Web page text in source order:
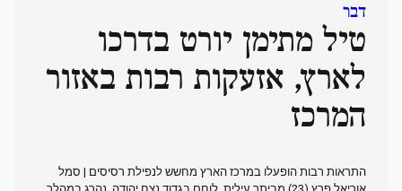
דבר
טיל מתימן יורט בדרכו
לארץ, אזעקות רבות באזור
המרכז
התראות רבות הופעלו במרכז הארץ מחשש לנפילת רסיסים | סמל